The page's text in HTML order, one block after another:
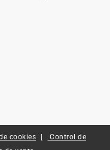
cookies
Control de